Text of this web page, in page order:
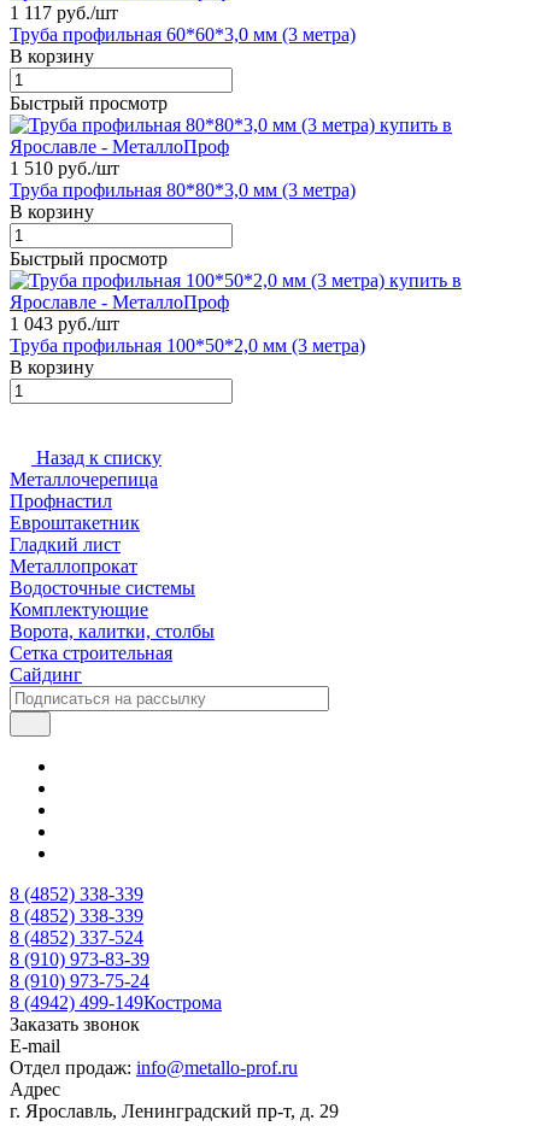
1 117 руб./шт
Труба профильная 60*60*3,0 мм (3 метра)
В корзину
Быстрый просмотр
1 510 руб./шт
Труба профильная 80*80*3,0 мм (3 метра)
В корзину
Быстрый просмотр
1 043 руб./шт
Труба профильная 100*50*2,0 мм (3 метра)
В корзину
Назад к списку
Металлочерепица
Профнастил
Евроштакетник
Гладкий лист
Металлопрокат
Водосточные системы
Комплектующие
Ворота, калитки, столбы
Сетка строительная
Сайдинг
8 (4852) 338-339
8 (4852) 338-339
8 (4852) 337-524
8 (910) 973-83-39
8 (910) 973-75-24
8 (4942) 499-149Кострома
Заказать звонок
E-mail
Отдел продаж: info@metallo-prof.ru
Адрес
г. Ярославль, Ленинградский пр-т, д. 29